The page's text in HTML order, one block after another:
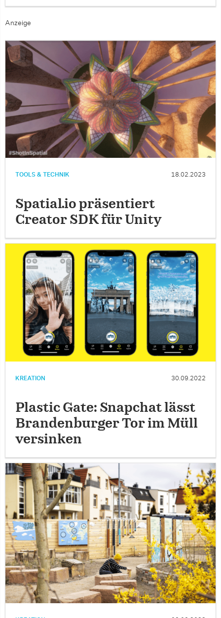
Anzeige
TOOLS & TECHNIK 18.02.2023
Spatial.io präsentiert
Creator SDK für Unity
KREATION 30.09.2022
Plastic Gate: Snapchat lässt
Brandenburger Tor im Müll
versinken